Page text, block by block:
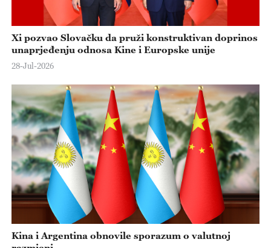
Xi pozvao Slovačku da pruži konstruktivan doprinos
unaprjeđenju odnosa Kine i Europske unije
28-Jul-2026
Kina i Argentina obnovile sporazum o valutnoj